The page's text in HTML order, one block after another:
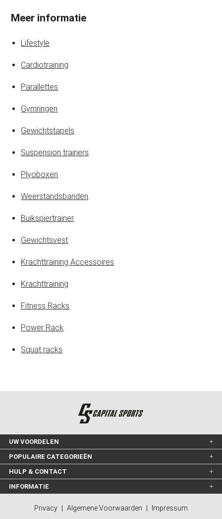
Meer informatie
Lifestyle
Cardiotraining
Parallettes
Gymringen
Gewichtstapels
Suspension trainers
Plyoboxen
Weerstandsbanden
Buikspiertrainer
Gewichtsvest
Krachttraining Accessoires
Krachttraining
Fitness Racks
Power Rack
Squat racks
UW VOORDELEN
POPULAIRE CATEGORIEËN
HULP & CONTACT
INFORMATIE
Privacy Algemene Voorwaarden Impressum